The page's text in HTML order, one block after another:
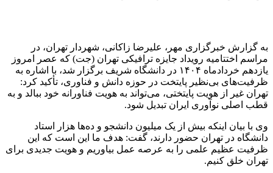
به گزارش خبرگزاری مهر، علیرضا زاکانی، شهردار تهران، در
مراسم اختتامیه رویداد جایزه ترافیکی تهران (جت) که عصر امروز
یازدهم خردادماه ۱۴۰۴ در دانشگاه شریف برگزار شد، با اشاره به
ظرفیت‌های بی‌نظیر پایتخت در حوزه دانش و فناوری، تأکید کرد:
تهران غیر از هویت پایتختی، می‌تواند به هویت فناورانه خود ببالد و به
قطب اصلی نوآوری ایران تبدیل شود.
وی با بیان اینکه بیش از یک میلیون دانشجو و ده‌ها هزار استاد
دانشگاه در تهران حضور دارند، گفت: هدف ما این است که این
ظرفیت عظیم علمی را به عرصه عمل بیاوریم و هویت جدیدی برای
تهران خلق کنیم.